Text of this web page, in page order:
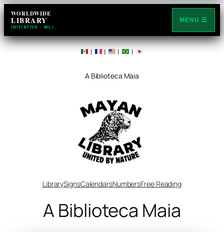
WORLDWIDE
LIBRARY
INITIATIVE · WLI
MENU ☰
| | | |
A Biblioteca Maia
LibrarySignsCalendarsNumbersFree Reading
A Biblioteca Maia